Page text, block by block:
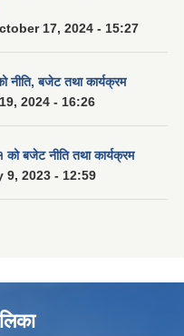
17, 2024 - 15:27
बजेट तथा कार्यक्रम
2024 - 16:26
बजेट नीति तथा कार्यक्रम
9, 2023 - 12:59